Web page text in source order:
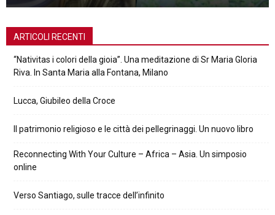
ARTICOLI RECENTI
“Nativitas i colori della gioia”. Una meditazione di Sr Maria Gloria
Riva. In Santa Maria alla Fontana, Milano
Lucca, Giubileo della Croce
Il patrimonio religioso e le città dei pellegrinaggi. Un nuovo libro
Reconnecting With Your Culture – Africa – Asia. Un simposio
online
Verso Santiago, sulle tracce dell’infinito